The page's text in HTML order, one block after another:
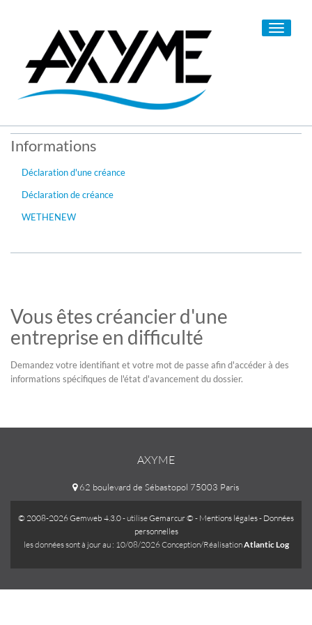
Toggle
Informations
Déclaration d'une créance
Déclaration de créance
WETHENEW
Vous êtes créancier d'une
entreprise en difficulté
Demandez votre identifiant et votre mot de passe afin d'accéder à des
informations spécifiques de l'état d'avancement du dossier.
AXYME
62 boulevard de Sébastopol 75003 Paris
© 2008-2026 Gemweb 4.3.0- utiliseGemarcur © - Mentions légales- Données
personnelles
les données sont à jour au : 10/08/2026 Conception/RéalisationAtlantic Log